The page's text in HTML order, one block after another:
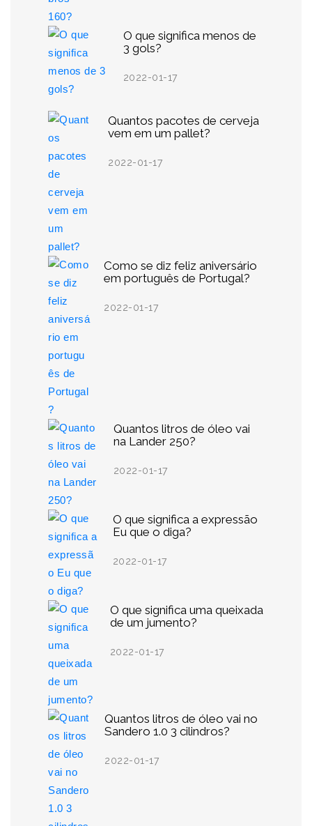
O que significa menos de
3 gols?
2022-01-17
Quantos pacotes de cerveja
vem em um pallet?
2022-01-17
Como se diz feliz aniversário
em português de Portugal?
2022-01-17
Quantos litros de óleo vai
na Lander 250?
2022-01-17
O que significa a expressão
Eu que o diga?
2022-01-17
O que significa uma queixada
de um jumento?
2022-01-17
Quantos litros de óleo vai no
Sandero 1.0 3 cilindros?
2022-01-17